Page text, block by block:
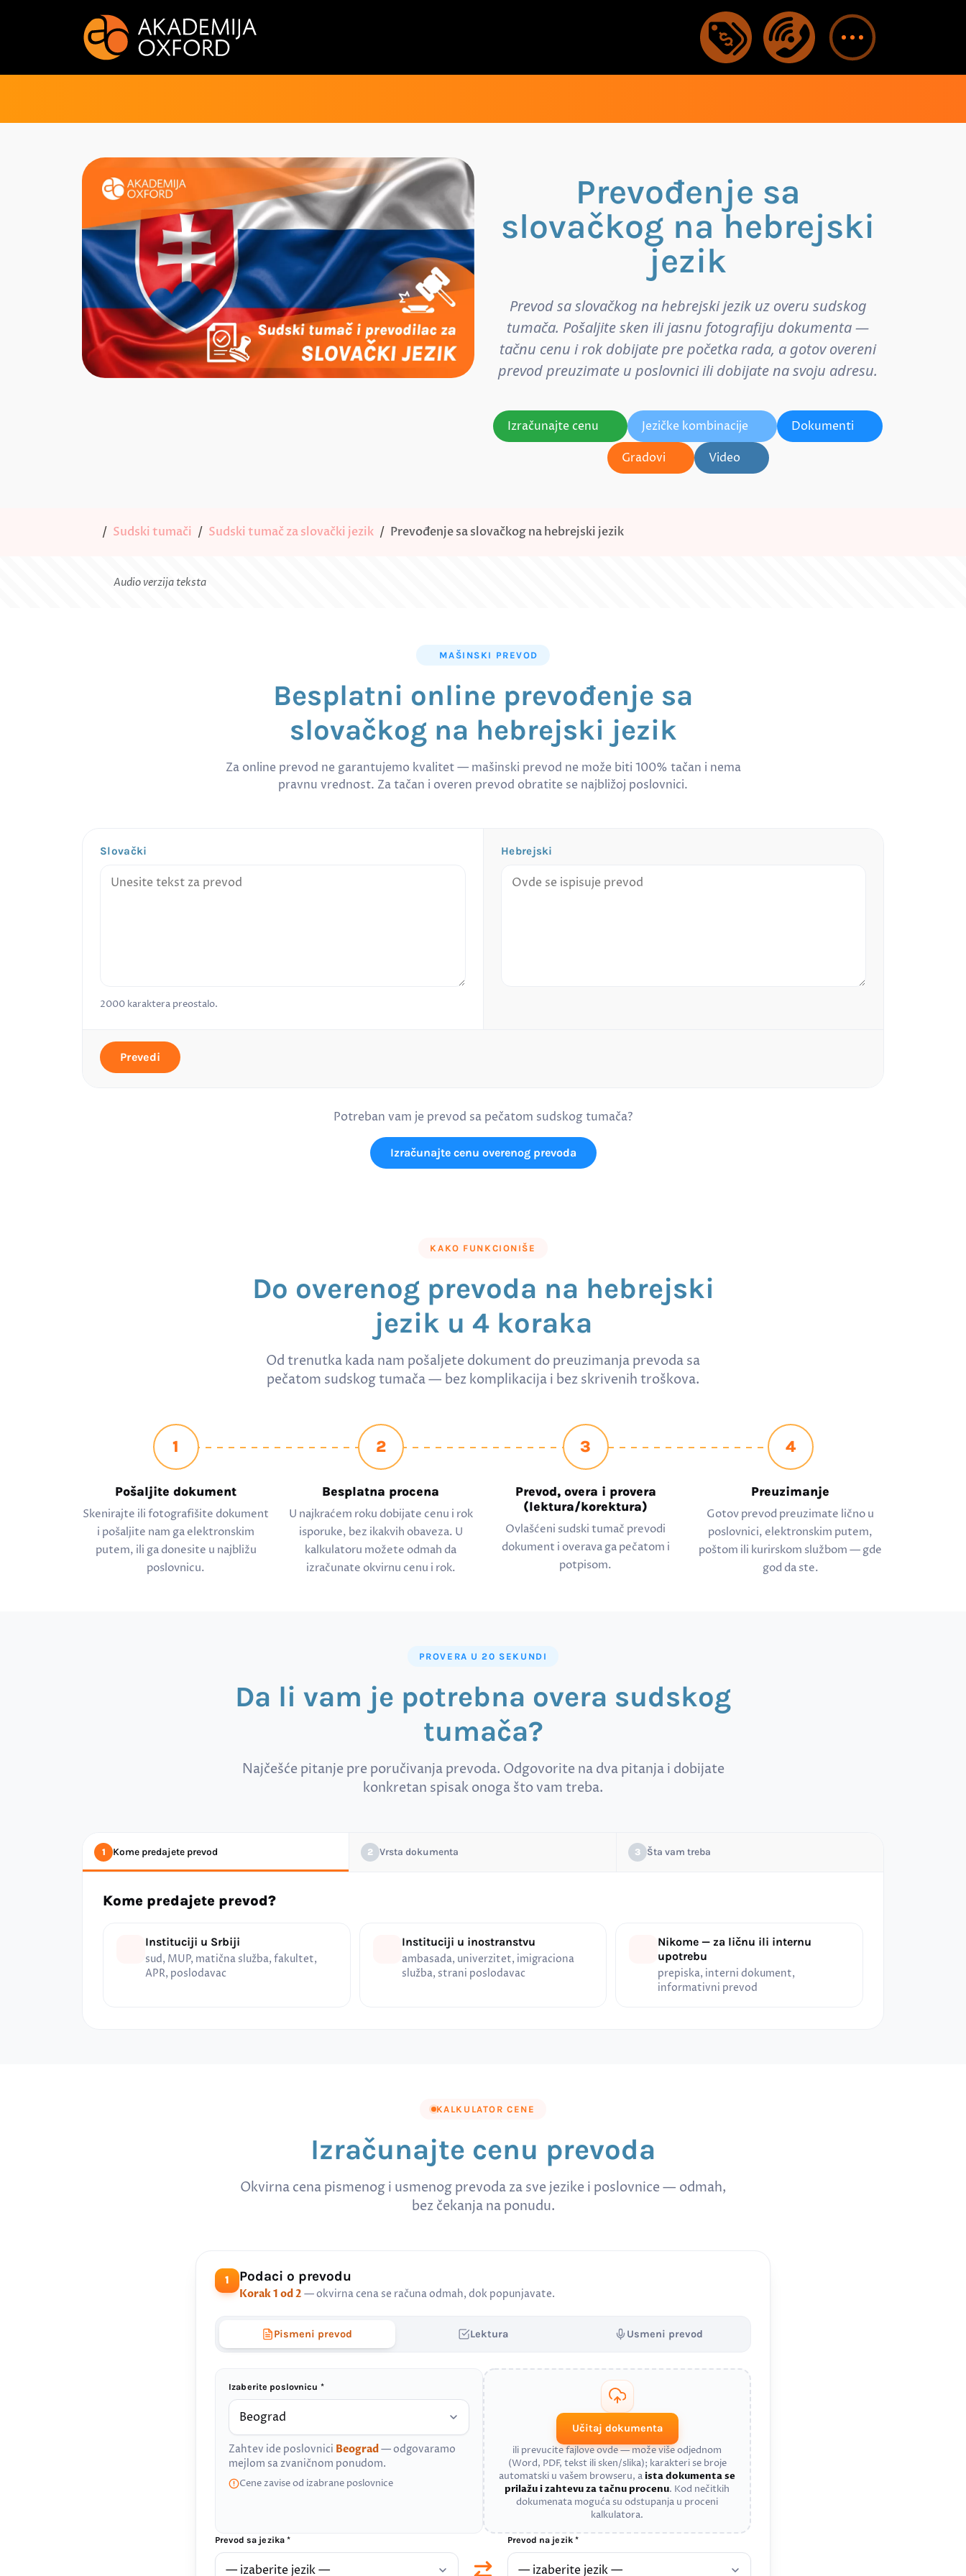
Prevođenje sa
slovačkog na hebrejski
jezik
Prevod sa slovačkog na hebrejski jezik uz overu sudskog
tumača. Pošaljite sken ili jasnu fotografiju dokumenta —
tačnu cenu i rok dobijate pre početka rada, a gotov overeni
prevod preuzimate u poslovnici ili dobijate na svoju adresu.
Izračunajte cenu Jezičke kombinacije
Dokumenti
Gradovi
Video
Sudski tumači Sudski tumač za slovački jezik Prevođenje sa slovačkog na hebrejski jezik
Audio verzija teksta
MAŠINSKI PREVOD
Besplatni online prevođenje sa
slovačkog na hebrejski jezik
Za online prevod ne garantujemo kvalitet — mašinski prevod ne može biti 100% tačan i nema
pravnu vrednost. Za tačan i overen prevod obratite se najbližoj poslovnici.
Slovački
2000 karaktera preostalo.
Hebrejski
Prevedi
Potreban vam je prevod sa pečatom sudskog tumača?
Izračunajte cenu overenog prevoda
KAKO FUNKCIONIŠE
Do overenog prevoda na hebrejski
jezik u 4 koraka
Od trenutka kada nam pošaljete dokument do preuzimanja prevoda sa
pečatom sudskog tumača — bez komplikacija i bez skrivenih troškova.
1
Pošaljite dokument
Skenirajte ili fotografišite dokument
i pošaljite nam ga elektronskim
putem, ili ga donesite u najbližu
poslovnicu.
2
Besplatna procena
U najkraćem roku dobijate cenu i rok
isporuke, bez ikakvih obaveza. U
kalkulatoru možete odmah da
izračunate okvirnu cenu i rok.
3
Prevod, overa i provera
(lektura/korektura)
Ovlašćeni sudski tumač prevodi
dokument i overava ga pečatom i
potpisom.
4
Preuzimanje
Gotov prevod preuzimate lično u
poslovnici, elektronskim putem,
poštom ili kurirskom službom — gde
god da ste.
PROVERA U 20 SEKUNDI
Da li vam je potrebna overa sudskog
tumača?
Najčešće pitanje pre poručivanja prevoda. Odgovorite na dva pitanja i dobijate
konkretan spisak onoga što vam treba.
1 Kome predajete prevod 2 Vrsta dokumenta 3 Šta vam treba
Kome predajete prevod?
Instituciji u Srbiji
sud, MUP, matična služba, fakultet,
APR, poslodavac
Instituciji u inostranstvu
ambasada, univerzitet, imigraciona
služba, strani poslodavac
Nikome — za ličnu ili internu
upotrebu
prepiska, interni dokument,
informativni prevod
KALKULATOR CENE
Izračunajte cenu prevoda
Okvirna cena pismenog i usmenog prevoda za sve jezike i poslovnice — odmah,
bez čekanja na ponudu.
1 Podaci o prevodu
Korak 1 od 2 — okvirna cena se računa odmah, dok popunjavate.
Pismeni prevod Lektura Usmeni prevod
Izaberite poslovnicu *
Zahtev ide poslovnici Beograd— odgovaramo
mejlom sa zvaničnom ponudom.
Cene zavise od izabrane poslovnice
Učitaj dokumenta
ili prevucite fajlove ovde — može više odjednom
(Word, PDF, tekst ili sken/slika); karakteri se broje
automatski u vašem browseru, aista dokumenta se
prilažu i zahtevu za tačnu procenu. Kod nečitkih
dokumenata moguća su odstupanja u proceni
kalkulatora.
Prevod sa jezika * Prevod na jezik *